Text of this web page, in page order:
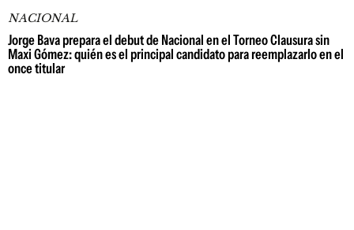
NACIONAL
Jorge Bava prepara el debut de Nacional en el Torneo Clausura sin
Maxi Gómez: quién es el principal candidato para reemplazarlo en el
once titular